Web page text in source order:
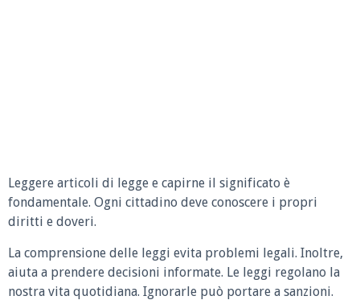
Leggere articoli di legge e capirne il significato è
fondamentale. Ogni cittadino deve conoscere i propri
diritti e doveri.
La comprensione delle leggi evita problemi legali. Inoltre,
aiuta a prendere decisioni informate. Le leggi regolano la
nostra vita quotidiana. Ignorarle può portare a sanzioni.